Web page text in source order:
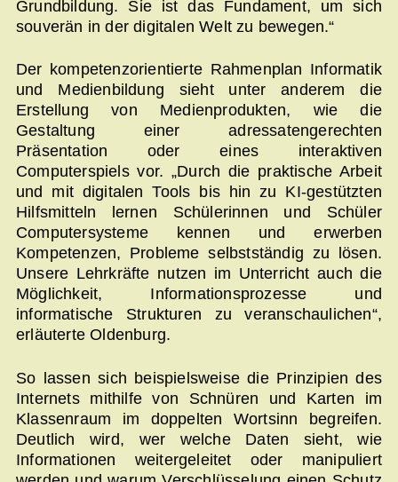
Grundbildung. Sie ist das Fundament, um sich
souverän in der digitalen Welt zu bewegen.“
Der kompetenzorientierte Rahmenplan Informatik
und Medienbildung sieht unter anderem die
Erstellung von Medienprodukten, wie die
Gestaltung einer adressatengerechten
Präsentation oder eines interaktiven
Computerspiels vor. „Durch die praktische Arbeit
und mit digitalen Tools bis hin zu KI-gestützten
Hilfsmitteln lernen Schülerinnen und Schüler
Computersysteme kennen und erwerben
Kompetenzen, Probleme selbstständig zu lösen.
Unsere Lehrkräfte nutzen im Unterricht auch die
Möglichkeit, Informationsprozesse und
informatische Strukturen zu veranschaulichen“,
erläuterte Oldenburg.
So lassen sich beispielsweise die Prinzipien des
Internets mithilfe von Schnüren und Karten im
Klassenraum im doppelten Wortsinn begreifen.
Deutlich wird, wer welche Daten sieht, wie
Informationen weitergeleitet oder manipuliert